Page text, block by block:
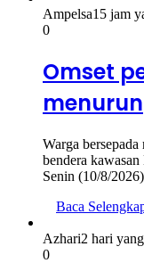
Ampelsa15 jam
0
Omset
menurun
Warga
bendera
Senin (10/8/
Baca
Azhari2 hari
0